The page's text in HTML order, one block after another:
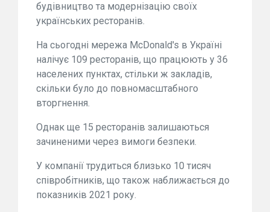
будівництво та модернізацію своїх
українських ресторанів.
На сьогодні мережа McDonald's в Україні
налічує 109 ресторанів, що працюють у 36
населених пунктах, стільки ж закладів,
скільки було до повномасштабного
вторгнення.
Однак ще 15 ресторанів залишаються
зачиненими через вимоги безпеки.
У компанії трудиться близько 10 тисяч
співробітників, що також наближається до
показників 2021 року.